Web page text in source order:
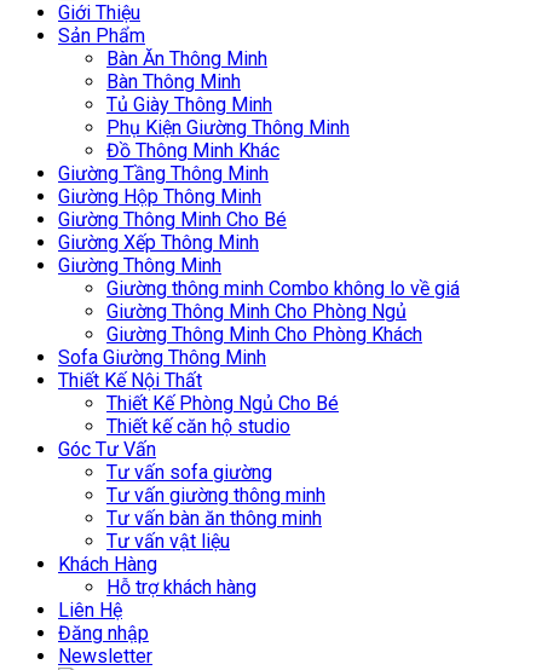
Giới Thiệu
Sản Phẩm
Bàn Ăn Thông Minh
Bàn Thông Minh
Tủ Giày Thông Minh
Phụ Kiện Giường Thông Minh
Đồ Thông Minh Khác
Giường Tầng Thông Minh
Giường Hộp Thông Minh
Giường Thông Minh Cho Bé
Giường Xếp Thông Minh
Giường Thông Minh
Giường thông minh Combo không lo về giá
Giường Thông Minh Cho Phòng Ngủ
Giường Thông Minh Cho Phòng Khách
Sofa Giường Thông Minh
Thiết Kế Nội Thất
Thiết Kế Phòng Ngủ Cho Bé
Thiết kế căn hộ studio
Góc Tư Vấn
Tư vấn sofa giường
Tư vấn giường thông minh
Tư vấn bàn ăn thông minh
Tư vấn vật liệu
Khách Hàng
Hỗ trợ khách hàng
Liên Hệ
Đăng nhập
Newsletter